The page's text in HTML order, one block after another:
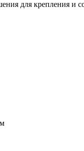
для крепления и